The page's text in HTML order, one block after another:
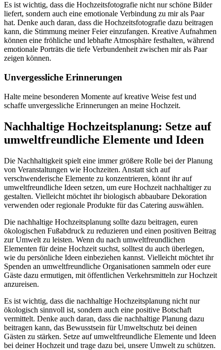
Es ist wichtig, dass die Hochzeitsfotografie nicht nur schöne Bilder
liefert, sondern auch eine emotionale Verbindung zu mir als Paar
hat. Denke auch daran, dass die Hochzeitsfotografie dazu beitragen
kann, die Stimmung meiner Feier einzufangen. Kreative Aufnahmen
können eine fröhliche und lebhafte Atmosphäre festhalten, während
emotionale Porträts die tiefe Verbundenheit zwischen mir als Paar
zeigen können.
Unvergessliche Erinnerungen
Halte meine besonderen Momente auf kreative Weise fest und
schaffe unvergessliche Erinnerungen an meine Hochzeit.
Nachhaltige Hochzeitsplanung: Setze auf
umweltfreundliche Elemente und Ideen
Die Nachhaltigkeit spielt eine immer größere Rolle bei der Planung
von Veranstaltungen wie Hochzeiten. Anstatt sich auf
verschwenderische Elemente zu konzentrieren, könnt ihr auf
umweltfreundliche Ideen setzen, um eure Hochzeit nachhaltiger zu
gestalten. Vielleicht möchtet ihr biologisch abbaubare Dekoration
verwenden oder regionale Produkte für das Catering auswählen.
Die nachhaltige Hochzeitsplanung sollte dazu beitragen, euren
ökologischen Fußabdruck zu reduzieren und einen positiven Beitrag
zur Umwelt zu leisten. Wenn du nach umweltfreundlichen
Elementen für deine Hochzeit suchst, solltest du auch überlegen,
wie du persönliche Ideen einbeziehen kannst. Vielleicht möchtet ihr
Spenden an umweltfreundliche Organisationen sammeln oder eure
Gäste dazu ermutigen, mit öffentlichen Verkehrsmitteln zur Hochzeit
anzureisen.
Es ist wichtig, dass die nachhaltige Hochzeitsplanung nicht nur
ökologisch sinnvoll ist, sondern auch eine positive Botschaft
vermittelt. Denke auch daran, dass die nachhaltige Planung dazu
beitragen kann, das Bewusstsein für Umweltschutz bei deinen
Gästen zu stärken. Setze auf umweltfreundliche Elemente und Ideen
bei deiner Hochzeit und trage dazu bei, unsere Umwelt zu schützen.